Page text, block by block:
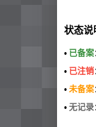
状态说
• 已备案
• 已注销
• 未备案
• 无记录